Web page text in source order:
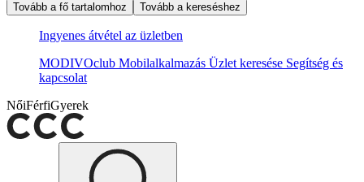
Tovább a fő tartalomhoz
Tovább a kereséshez
Ingyenes átvétel az üzletben
MODIVOclub Mobilalkalmazás Üzlet keresése Segítség és
kapcsolat
NőiFérfiGyerek